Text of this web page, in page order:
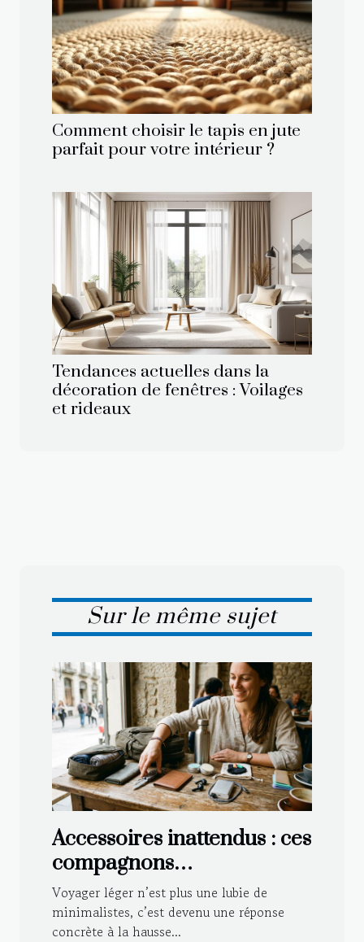
Comment choisir le tapis en jute
parfait pour votre intérieur ?
Tendances actuelles dans la
décoration de fenêtres : Voilages
et rideaux
Sur le même sujet
Accessoires inattendus : ces
compagnons
indispensables pour
voyager léger
Voyager léger n’est plus une lubie de
minimalistes, c’est devenu une réponse
concrète à la hausse...